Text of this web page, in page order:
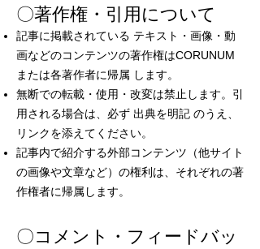
〇著作権・引用について
記事に掲載されている テキスト・画像・動
画などのコンテンツの著作権はCORUNUM
または各著作者に帰属 します。
無断での転載・使用・改変は禁止します。引
用される場合は、必ず 出典を明記 のうえ、
リンクを添えてください。
記事内で紹介する外部コンテンツ（他サイト
の画像や文章など）の権利は、それぞれの著
作権者に帰属します。
〇コメント・フィードバッ